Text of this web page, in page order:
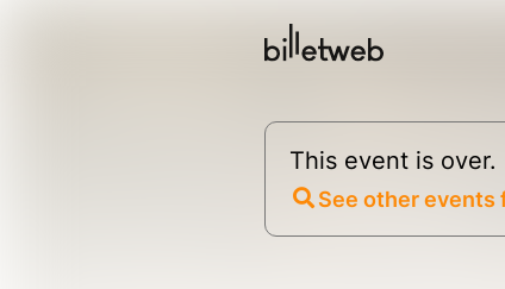
This event is over.
See other events